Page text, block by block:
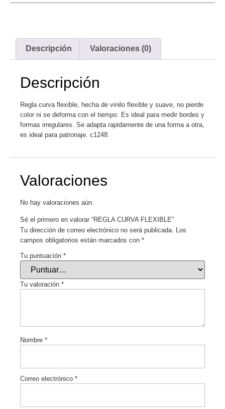
Descripción Valoraciones (0)
Descripción
Regla curva flexible, hecha de vinilo flexible y suave, no pierde
color ni se deforma con el tiempo. Es ideal para medir bordes y
formas irregulares. Se adapta rapidamente de una forma a otra,
es ideal para patronaje. c1248.
Valoraciones
No hay valoraciones aún.
Sé el primero en valorar “REGLA CURVA FLEXIBLE”
Tu dirección de correo electrónico no será publicada. Los
campos obligatorios están marcados con *
Tu puntuación *
Tu valoración *
Nombre *
Correo electrónico *